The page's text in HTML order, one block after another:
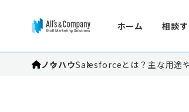
ホーム 相談
ノウハウSalesforceとは？主な用途